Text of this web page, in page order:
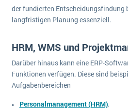
der fundierten Entscheidungsfindung
langfristigen Planung essenziell.
HRM, WMS und
Darüber hinaus kann eine ERP-
Funktionen verfügen. Diese sind
Aufgabenbereichen
Personalmanagement (HRM),